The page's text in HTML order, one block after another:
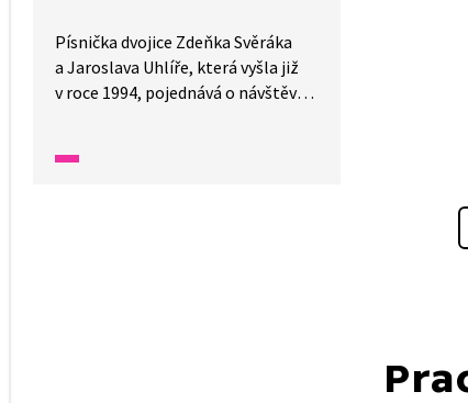
Písnička dvojice Zdeňka Svěráka
a Jaroslava Uhlíře, která vyšla již
v roce 1994, pojednává o návštěvě
Pokud ne, neváhejte si ji pustit,